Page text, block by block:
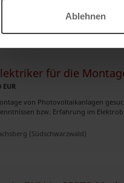
Ablehnen
für die
von Photovoltaikanlagen
bzw. Erfahrung im
(Südschwarzwald)